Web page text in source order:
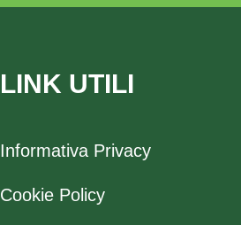
LINK UTILI
Informativa Privacy
Cookie Policy